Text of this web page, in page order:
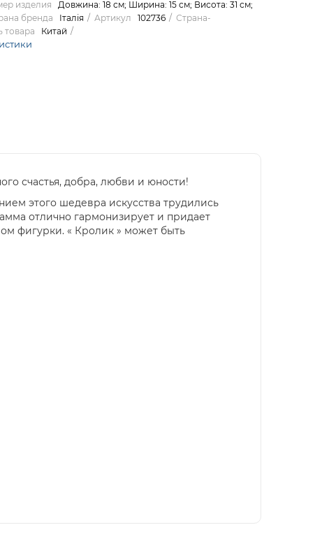
изделия
Довжина: 18 см; Ширина: 15 см; Висота: 31 см;
бренда Італія Артикул 102736
Страна-
товара
Китай
счастья, добра, любви и юности!
этого шедевра искусства трудились
отлично гармонизирует и придает
фигурки. « Кролик » может быть